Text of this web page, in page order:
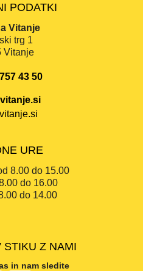
PODATKI
Vitanje
trg 1
Vitanje
43 50
URE
8.00 do 15.00
do 16.00
do 14.00
STIKU Z NAMI
in nam sledite